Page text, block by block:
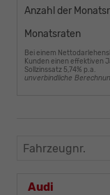
Anzahl der
Monatsraten
Bei einem
Kunden einen effektiven
Sollzinssatz 5,74% p.a.
unverbindliche
Fahrzeugnr.
Audi